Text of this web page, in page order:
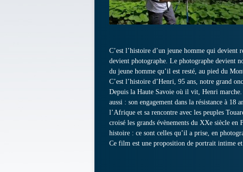
C’est l’histoire d’un jeune homme qui
devient photographe. Le photographe devient
du jeune homme qu’il est resté, au pied du
C’est l’histoire d’Henri, 95 ans, notre grand
Depuis la Haute Savoie où il vit, Henri
aussi : son engagement dans la résistance à 18
l’Afrique et sa rencontre avec les peuples
croisé les grands évènements du XXe siècle en
histoire : ce sont celles qu’il a prise, en
Ce film est une proposition de portrait intime